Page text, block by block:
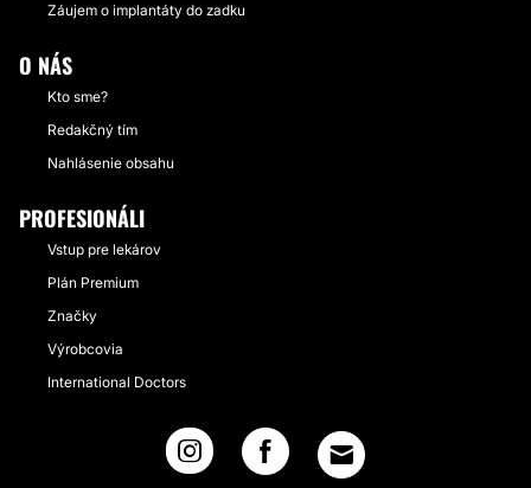
Záujem o implantáty do zadku
O NÁS
Kto sme?
Redakčný tím
Nahlásenie obsahu
PROFESIONÁLI
Vstup pre lekárov
Plán Premium
Značky
Výrobcovia
International Doctors